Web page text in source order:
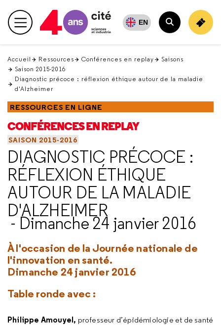
en
haut Menu principal EN
Rechercher
Accueil Ressources Conférences en replay
Saisons
Saison 2015-2016
Diagnostic précoce : réflexion éthique autour de la maladie
d'Alzheimer
RESSOURCES EN LIGNE
CONFÉRENCES EN REPLAY
SAISON 2015-2016
DIAGNOSTIC PRÉCOCE :
RÉFLEXION ÉTHIQUE
AUTOUR DE LA MALADIE
D'ALZHEIMER
- Dimanche 24 janvier 2016
À l'occasion de la Journée nationale de
l'innovation en santé.
Dimanche 24 janvier 2016
Table ronde avec :
Philippe Amouyel, professeur d’épidémiologie et de santé